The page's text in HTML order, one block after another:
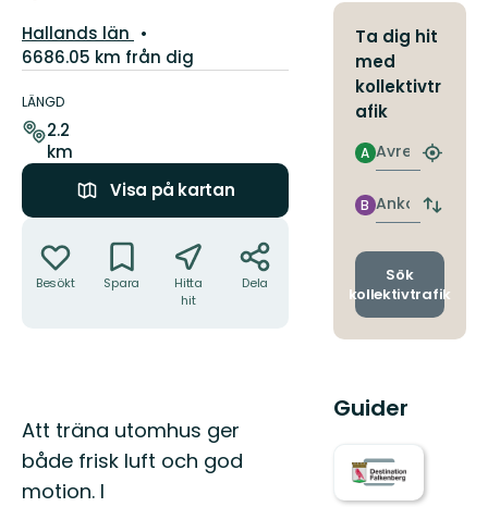
Län:
Hallands län
6686.05 km från dig
om
leden
LÄNGD
2.2
km
Visa på kartan
Besökt Spara
Hitta
hit
Dela
Beskrivning
Att träna utomhus ger
både frisk luft och god
motion. I
Ta dig hit
med
kollektivtr
afik
Avresa
A
Hitta
Ankomst
B
Byt
och
Sök
kollektivtrafik
Guider